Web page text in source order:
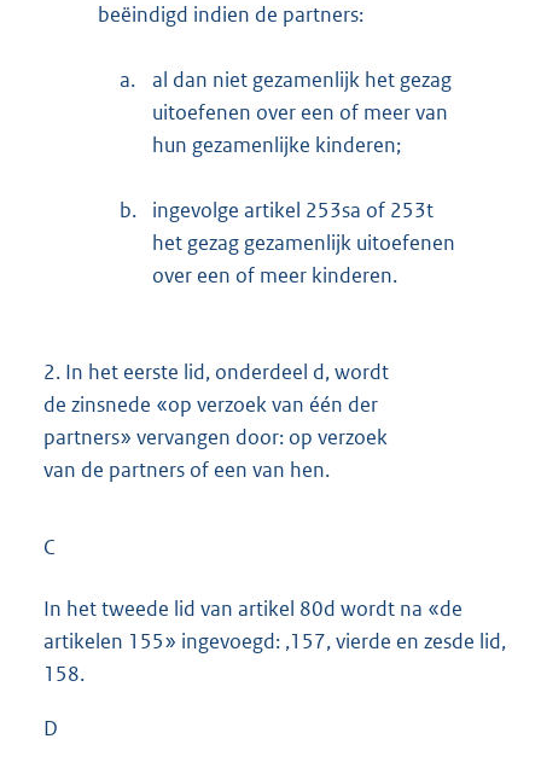
beëindigd indien de partners:
a.
al dan niet gezamenlijk het gezag
uitoefenen over een of meer van
hun gezamenlijke kinderen;
b.
ingevolge artikel 253sa of 253t
het gezag gezamenlijk uitoefenen
over een of meer kinderen.
2. In het eerste lid, onderdeel d, wordt
de zinsnede «op verzoek van één der
partners» vervangen door: op verzoek
van de partners of een van hen.
C
In het tweede lid van artikel 80d wordt na «de
artikelen 155» ingevoegd: ,157, vierde en zesde lid,
158.
D